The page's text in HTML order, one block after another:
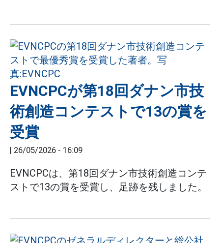
EVNCPCが第18回ダナン市技
術創造コンテストで13の賞を
受賞
| 26/05/2026 - 16:09
EVNCPCは、第18回ダナン市技術創造コンテ
ストで13の賞を受賞し、足跡を残しました。